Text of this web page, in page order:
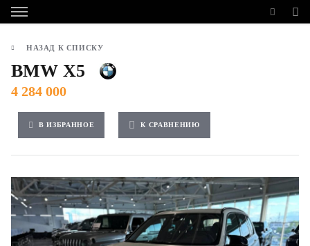
НАЗАД К СПИСКУ
BMW X5
4 284 000
В ИЗБРАННОЕ К СРАВНЕНИЮ